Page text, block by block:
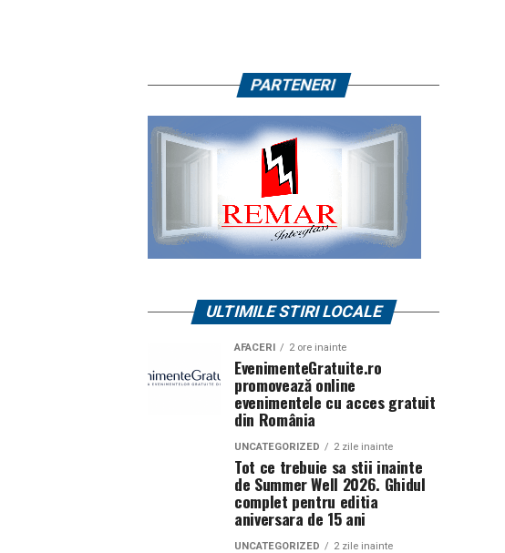
PARTENERI
ULTIMILE STIRI LOCALE
AFACERI 2 ore inainte
EvenimenteGratuite.ro
promovează online
evenimentele cu acces gratuit
din România
UNCATEGORIZED 2 zile inainte
Tot ce trebuie sa stii inainte
de Summer Well 2026. Ghidul
complet pentru editia
aniversara de 15 ani
UNCATEGORIZED 2 zile inainte